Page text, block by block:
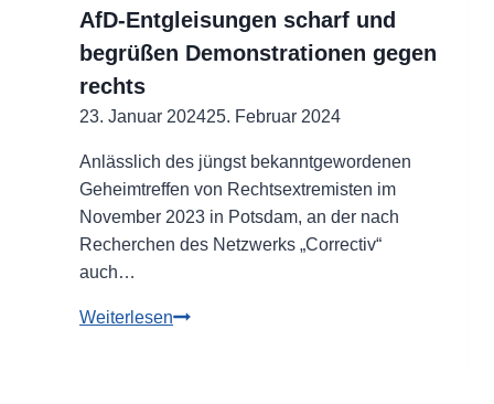
Fachhandel
für
Gerüste
AfD-Entgleisungen scharf und
begrüßen Demonstrationen gegen
rechts
23. Januar 202425. Februar 2024
Anlässlich des jüngst bekanntgewordenen
Geheimtreffen von Rechtsextremisten im
November 2023 in Potsdam, an der nach
Recherchen des Netzwerks „Correctiv“
auch…
WeiterlesenFREIE